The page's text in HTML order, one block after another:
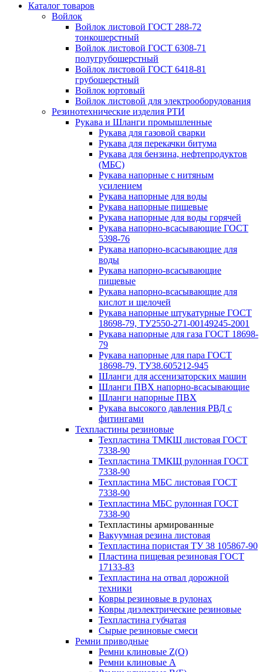
Каталог товаров
Войлок
Войлок листовой ГОСТ 288-72
тонкошерстный
Войлок листовой ГОСТ 6308-71
полугрубошерстный
Войлок листовой ГОСТ 6418-81
грубошерстный
Войлок юртовый
Войлок листовой для электрооборудования
Резинотехнические изделия РТИ
Рукава и Шланги промышленные
Рукава для газовой сварки
Рукава для перекачки битума
Рукава для бензина, нефтепродуктов
(МБС)
Рукава напорные с нитяным
усилением
Рукава напорные для воды
Рукава напорные пищевые
Рукава напорные для воды горячей
Рукава напорно-всасывающие ГОСТ
5398-76
Рукава напорно-всасывающие для
воды
Рукава напорно-всасывающие
пищевые
Рукава напорно-всасывающие для
кислот и щелочей
Рукава напорные штукатурные ГОСТ
18698-79, ТУ2550-271-00149245-2001
Рукава напорные для газа ГОСТ 18698-
79
Рукава напорные для пара ГОСТ
18698-79, ТУ38.605212-945
Шланги для ассенизаторских машин
Шланги ПВХ напорно-всасывающие
Шланги напорные ПВХ
Рукава высокого давления РВД с
фитингами
Техпластины резиновые
Техпластина ТМКЩ листовая ГОСТ
7338-90
Техпластина ТМКЩ рулонная ГОСТ
7338-90
Техпластина МБС листовая ГОСТ
7338-90
Техпластина МБС рулонная ГОСТ
7338-90
Техпластины армированные
Вакуумная резина листовая
Техпластина пористая ТУ 38 105867-90
Пластина пищевая резиновая ГОСТ
17133-83
Техпластина на отвал дорожной
техники
Ковры резиновые в рулонах
Ковры диэлектрические резиновые
Техпластина губчатая
Сырые резиновые смеси
Ремни приводные
Ремни клиновые Z(О)
Ремни клиновые A